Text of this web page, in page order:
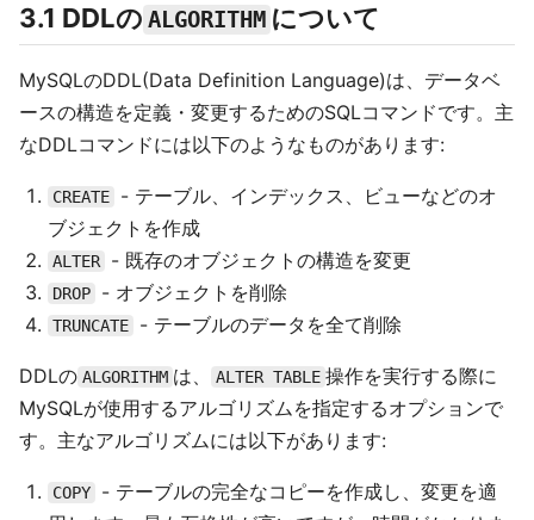
3.1 DDLの ALGORITHM について
MySQLのDDL(Data Definition Language)は、データベ
ースの構造を定義・変更するためのSQLコマンドです。主
なDDLコマンドには以下のようなものがあります:
CREATE
- テーブル、インデックス、ビューなどのオ
ブジェクトを作成
ALTER - 既存のオブジェクトの構造を変更
DROP - オブジェクトを削除
TRUNCATE - テーブルのデータを全て削除
DDLの ALGORITHM は、 ALTER TABLE 操作を実行する際に
MySQLが使用するアルゴリズムを指定するオプションで
す。主なアルゴリズムには以下があります:
COPY
- テーブルの完全なコピーを作成し、変更を適